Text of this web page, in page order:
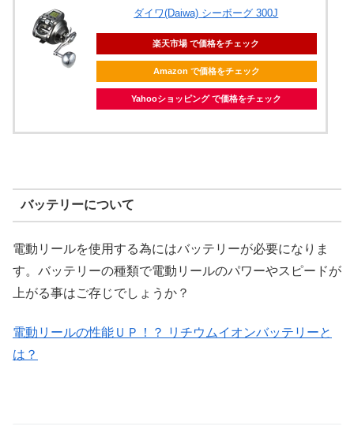
ダイワ(Daiwa) シーボーグ 300J
楽天市場 で価格をチェック
Amazon で価格をチェック
Yahooショッピング で価格をチェック
バッテリーについて
電動リールを使用する為にはバッテリーが必要になりま
す。バッテリーの種類で電動リールのパワーやスピードが
上がる事はご存じでしょうか？
電動リールの性能ＵＰ！？ リチウムイオンバッテリーと
は？